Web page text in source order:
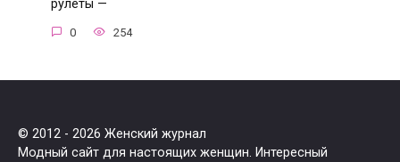
рулеты —
0 254
© 2012 - 2026 Женский журнал
Модный сайт для настоящих женщин. Интересный